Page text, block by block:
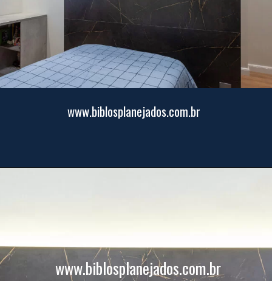
www.biblosplanejados.com.br
www.biblosplanejados.com.br